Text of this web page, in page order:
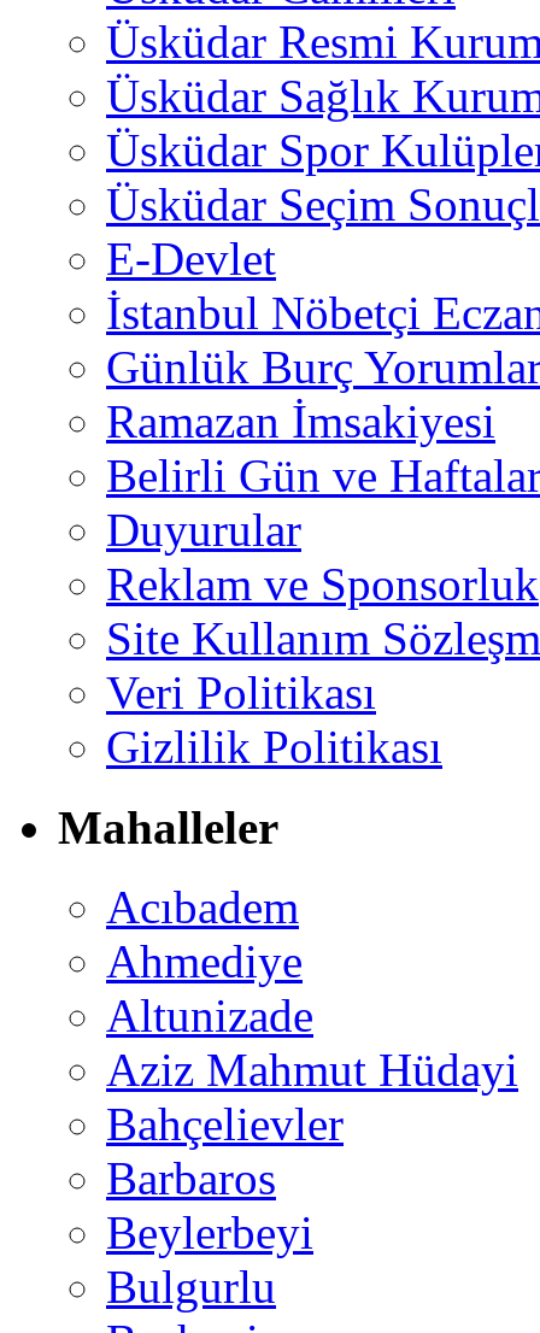
Üsküdar Resmi
Üsküdar Sağlık
Üsküdar Spor
Üsküdar Seçim
E-Devlet
İstanbul Nöbetçi
Günlük Burç
Ramazan İmsakiyesi
Belirli Gün ve
Duyurular
Reklam ve Sponsorluk
Site Kullanım
Veri Politikası
Gizlilik Politikası
Mahalleler
Acıbadem
Ahmediye
Altunizade
Aziz Mahmut Hüdayi
Bahçelievler
Barbaros
Beylerbeyi
Bulgurlu